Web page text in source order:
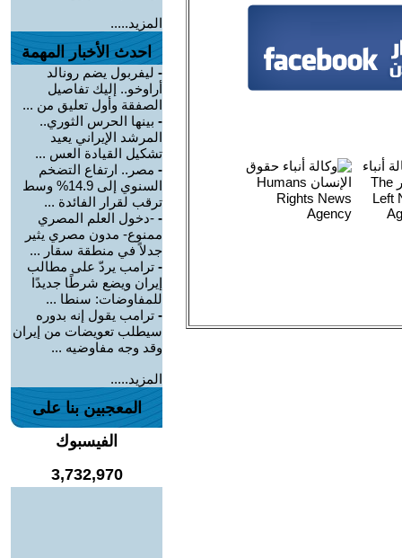
المزيد.....
احدث الأخبار المهمة
- ليفربول يضم رونالد
أراوخو.. إليك تفاصيل
الصفقة وأول تعليق من ...
- بينها الحرس الثوري..
المرشد الإيراني يعيد
تشكيل القيادة العس ...
- مصر.. ارتفاع التضخم
السنوي إلى 14.9% وسط
ترقب لقرار الفائدة ...
- -دخول العلم المصري
ممنوع- مدون مصري يثير
جدلاً في منطقة سقار ...
- ترامب يردّ على مطالب
إيران ويضع شرطًا جديدًا
للمفاوضات: سنطا ...
- ترامب يقول إنه بدوره
سيطلب تعويضات من إيران
وقد وجه مفاوضيه ...
المزيد.....
المعجبين بنا على
الفيسبوك
3,732,970